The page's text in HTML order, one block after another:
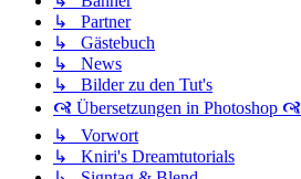
↳ Partner
↳ Gästebuch
↳ News
↳ Bilder zu den Tut's
🙧 Übersetzungen in Photoshop 🙧
↳ Vorwort
↳ Kniri's Dreamtutorials